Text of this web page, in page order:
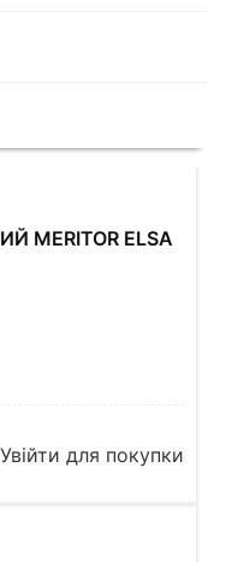
ELSA
Увійти для покупки